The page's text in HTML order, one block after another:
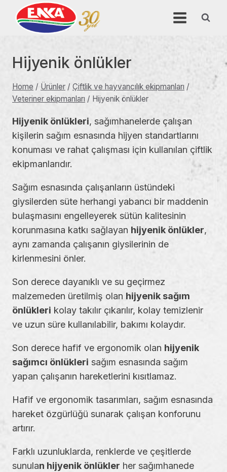
content
Hijyenik önlükler
Home / Ürünler / Çiftlik ve hayvancılık ekipmanları /
Veteriner ekipmanları / Hijyenik önlükler
Hijyenik önlükleri, sağımhanelerde çalışan
kişilerin sağım esnasında hijyen standartlarını
konuması ve rahat çalışması için kullanılan çiftlik
ekipmanlarıdır.
Sağım esnasında çalışanların üstündeki
giysilerden süte herhangi yabancı bir maddenin
bulaşmasını engelleyerek sütün kalitesinin
korunmasına katkı sağlayan hijyenik önlükler,
aynı zamanda çalışanın giysilerinin de
kirlenmesini önler.
Son derece dayanıklı ve su geçirmez
malzemeden üretilmiş olan hijyenik sağım
önlükleri kolay takılır çıkarılır, kolay temizlenir
ve uzun süre kullanılabilir, bakımı kolaydır.
Son derece hafif ve ergonomik olan hijyenik
sağımcı önlükleri sağım esnasında sağım
yapan çalışanın hareketlerini kısıtlamaz.
Hafif ve ergonomik tasarımları, sağım esnasında
hareket özgürlüğü sunarak çalışan konforunu
artırır.
Farklı uzunluklarda, renklerde ve çeşitlerde
sunulan hijyenik önlükler her sağımhanede